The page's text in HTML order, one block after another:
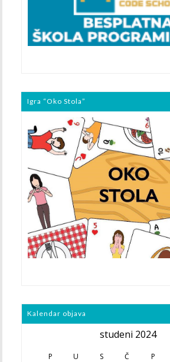
Igra “Oko Stola”
Kalendar objava
studeni 2024
P U S Č P